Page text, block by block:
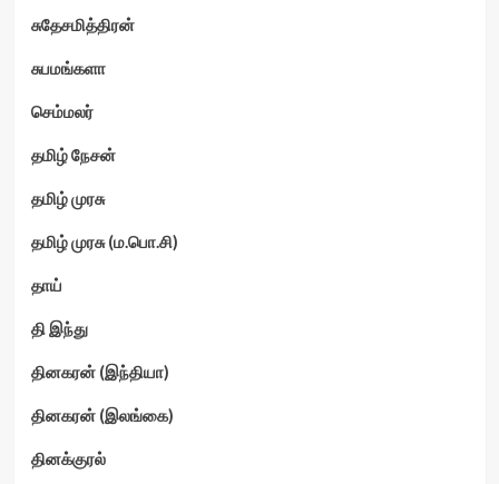
சுதேசமித்திரன்
சுபமங்களா
செம்மலர்
தமிழ் நேசன்
தமிழ் முரசு
தமிழ் முரசு (ம.பொ.சி)
தாய்
தி இந்து
தினகரன் (இந்தியா)
தினகரன் (இலங்கை)
தினக்குரல்